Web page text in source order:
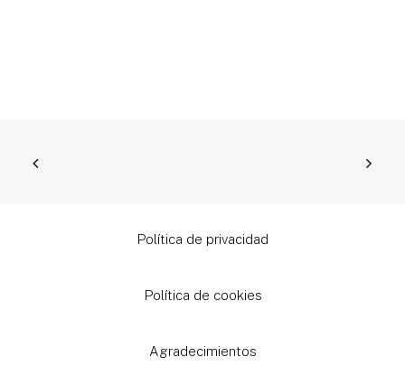
Política de privacidad
Política de cookies
Agradecimientos